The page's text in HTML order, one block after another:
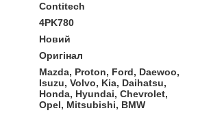
Contitech
4PK780
Новий
Оригінал
Mazda, Proton, Ford, Daewoo,
Isuzu, Volvo, Kia, Daihatsu,
Honda, Hyundai, Chevrolet,
Opel, Mitsubishi, BMW